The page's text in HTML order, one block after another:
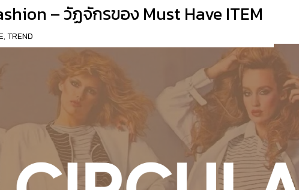
– วัฏจักรของ Must Have ITEM
,TREND